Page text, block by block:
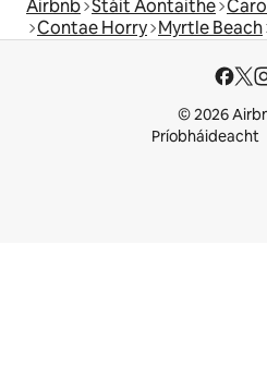
Airbnb Stáit Aontaithe
Contae Horry Myrtle Beach
© 2026
Príobháideacht